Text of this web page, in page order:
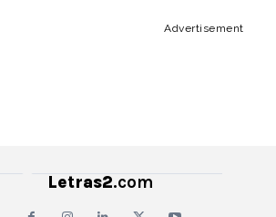
Advertisement
Letras2.com